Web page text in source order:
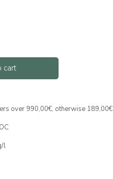
cart
over 990,00€, otherwise 189,00€
l